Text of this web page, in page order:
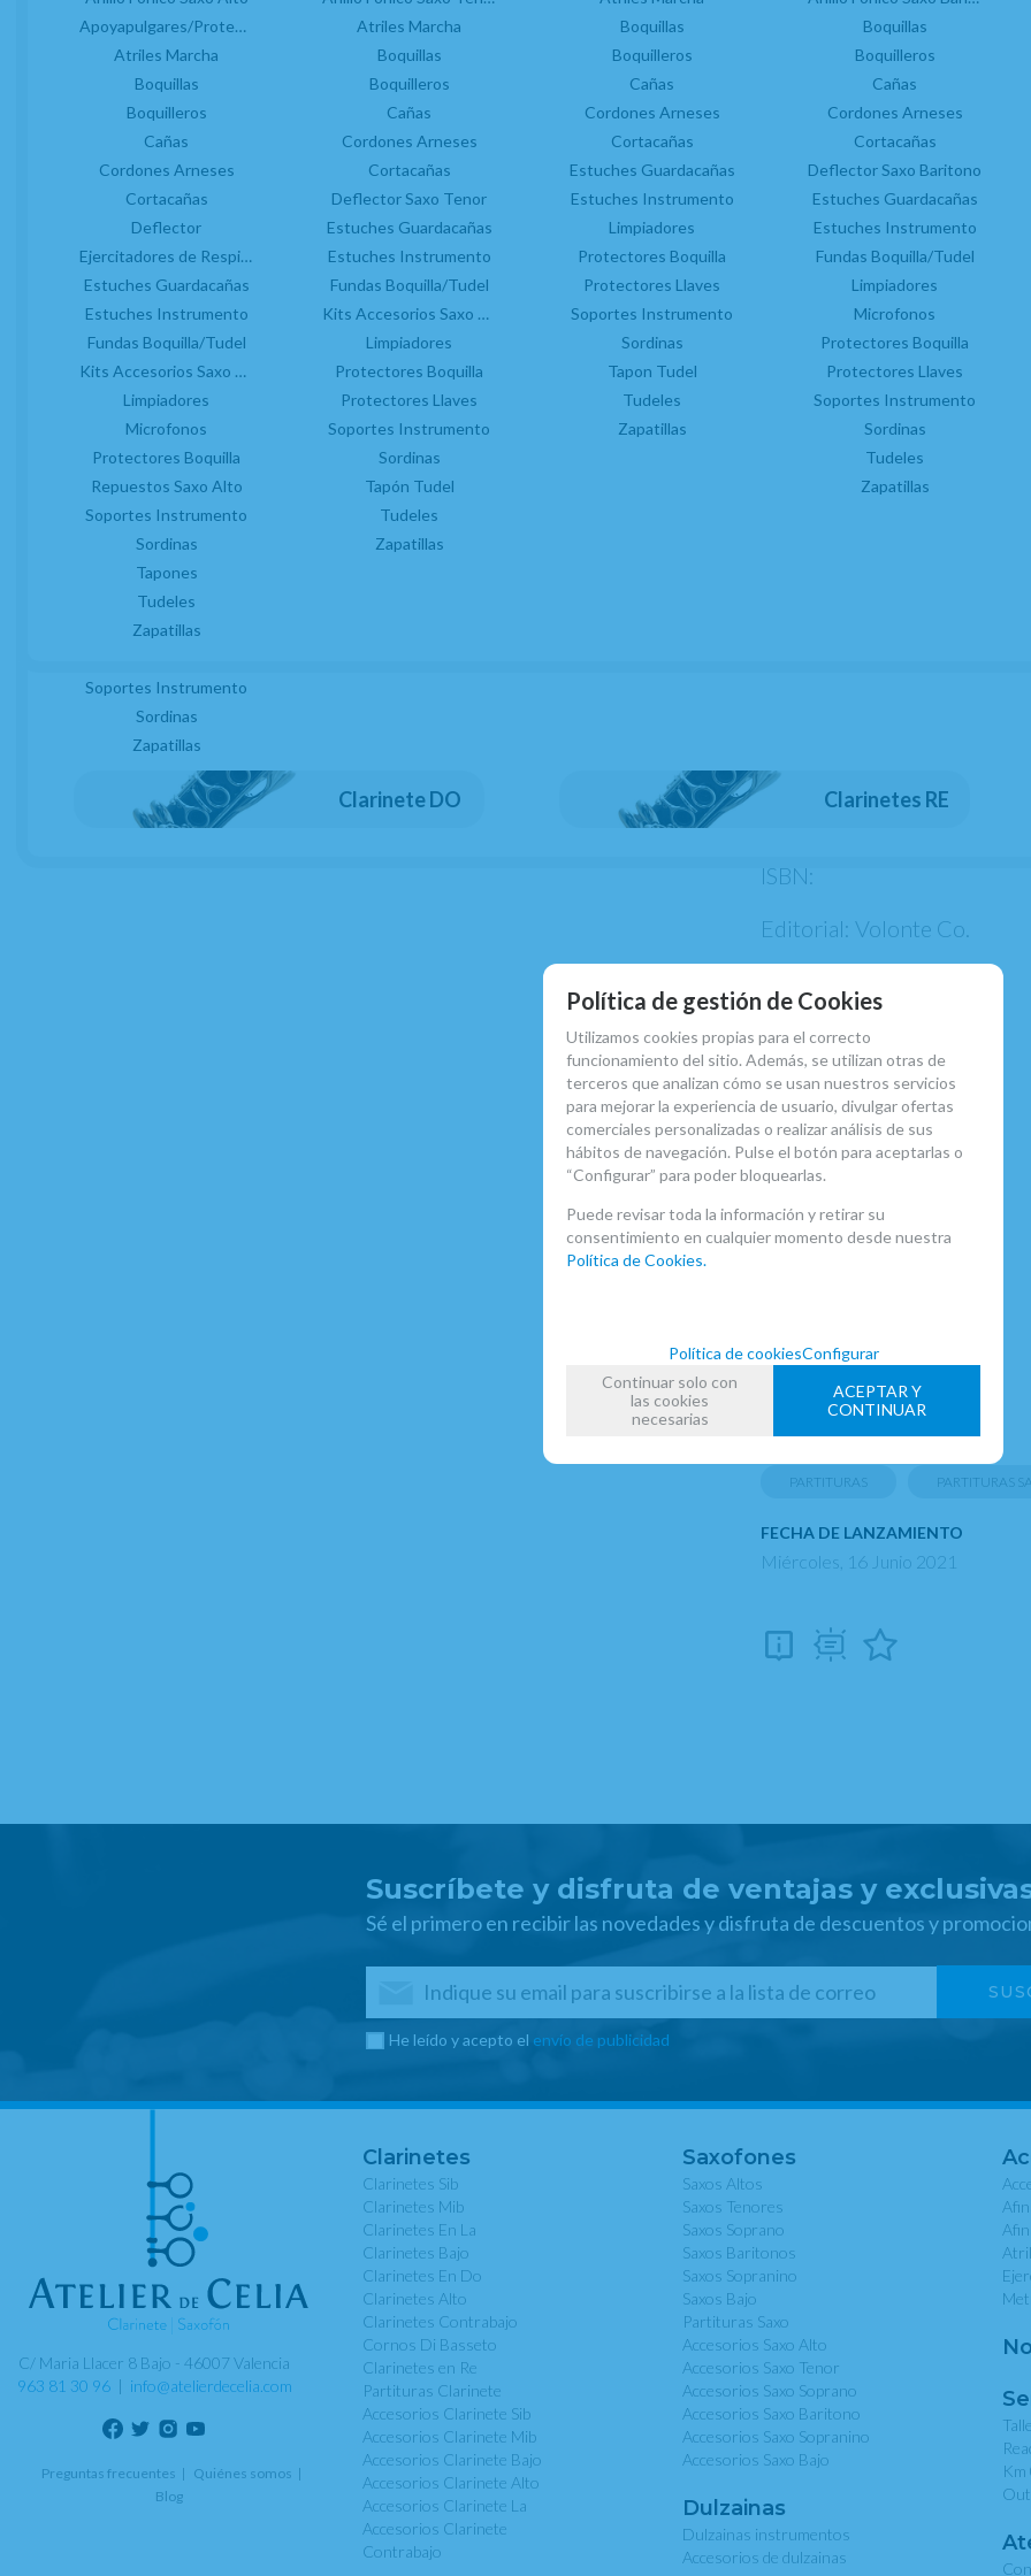
Anillos Fónicos
Apoyapulgares
Argollas Porta Atril
Atriles Marcha
Barriletes
Boquillas
Boquilleros
Campanas
Cañas
Classical Fingers
Control Humedad
Corchos
Cordones Arneses
Cortacañas
Entrenadores Digitación
Estuches Guardacañas
Estuches Instrumento
Grasas
Limpiadores
Soportes Instrumento
Sordinas
Zapatillas
Atriles Marcha
Barriletes
Boquillas
Boquilleros
Campanas
Cañas
Cortacañas
Estuches Cañas
Estuches Instrumento
Limpiadores
Protectores Boquilla
Zapatillas
Boquillas Clarinete Bajo
Boquilleros
Campanas
Cañas
Control Humedad
Cordones
Cortacañas
Estuches Instrumento
Fundas Boquilla
Grasas
Limpiadores
Picas
Soportes Instrumento
Tudeles
Clarinete DO Clarinetes RE
Apoyapulgares/Protectores Llaves Saxo
Atriles Marcha
Boquillas
Boquilleros
Cañas
Cordones Arneses
Cortacañas
Deflector
Ejercitadores de Respiración Saxo
Estuches Guardacañas
Estuches Instrumento
Fundas Boquilla/Tudel
Kits Accesorios Saxo Alto
Limpiadores
Microfonos
Protectores Boquilla
Repuestos Saxo Alto
Soportes Instrumento
Sordinas
Tapones
Tudeles
Zapatillas
Atriles Marcha
Boquillas
Boquilleros
Cañas
Cordones Arneses
Cortacañas
Deflector Saxo Tenor
Estuches Guardacañas
Estuches Instrumento
Fundas Boquilla/Tudel
Kits Accesorios Saxo Tenor
Limpiadores
Protectores Boquilla
Protectores Llaves
Soportes Instrumento
Sordinas
Tapón Tudel
Tudeles
Zapatillas
Boquillas
Boquilleros
Cañas
Cordones Arneses
Cortacañas
Estuches Guardacañas
Estuches Instrumento
Limpiadores
Protectores Boquilla
Protectores Llaves
Soportes Instrumento
Sordinas
Tapon Tudel
Tudeles
Zapatillas
Boquillas
Boquilleros
Cañas
Cordones Arneses
Cortacañas
Deflector Saxo Baritono
Estuches Guardacañas
Estuches Instrumento
Fundas Boquilla/Tudel
Limpiadores
Microfonos
Protectores Boquilla
Protectores Llaves
Soportes Instrumento
Sordinas
Tudeles
Zapatillas
estudiante encontrará
sobre los distintos tipos
improvisación y,
personales de Jimmy
de piezas de sus
EN STOCK. CÓMPRALO Y LO RECIBIRÁS AL
ENTREGA 24 HORAS (PEDIDOS HECHOS
unidades
+
Formato: 23*30,5 cm
ISBN:
Editorial: Volonte Co.
Hollywood pastime
Beebe
Oodles of noodles
Tailspin
Waddin at the waldorf
MARCA
VOLONTE
FAMILIAS RELACIONADAS
PARTITURAS PARTITURAS
FECHA DE LANZAMIENTO
Miércoles, 16 Junio 2021
Suscríbete y disfruta de ventajas y
Sé el primero en recibir las novedades y disfruta de descuentos y
He leído y acepto el envío de publicidad
C/ Maria Llacer 8 Bajo - 46007 Valencia
963 81 30 96| info@atelierdecelia.com
Preguntas frecuentes
Quiénes somos
Blog
Clarinetes
Clarinetes Sib
Clarinetes Mib
Clarinetes En La
Clarinetes Bajo
Clarinetes En Do
Clarinetes Alto
Clarinetes Contrabajo
Cornos Di Basseto
Clarinetes en Re
Partituras Clarinete
Accesorios Clarinete Sib
Accesorios Clarinete Mib
Accesorios Clarinete Bajo
Accesorios Clarinete Alto
Accesorios Clarinete La
Accesorios Clarinete
Contrabajo
Saxofones
Saxos Altos
Saxos Tenores
Saxos Soprano
Saxos Baritonos
Saxos Sopranino
Saxos Bajo
Partituras Saxo
Accesorios Saxo Alto
Accesorios Saxo Tenor
Accesorios Saxo Soprano
Accesorios Saxo Baritono
Accesorios Saxo Sopranino
Accesorios Saxo Bajo
Dulzainas
Dulzainas instrumentos
Accesorios de dulzainas
Km
Política de gestión de Cookies
Utilizamos cookies propias para el correcto
funcionamiento del sitio. Además, se utilizan otras de
terceros que analizan cómo se usan nuestros servicios
para mejorar la experiencia de usuario, divulgar ofertas
comerciales personalizadas o realizar análisis de sus
hábitos de navegación. Pulse el botón para aceptarlas o
“Configurar” para poder bloquearlas.
Puede revisar toda la información y retirar su
consentimiento en cualquier momento desde nuestra
Política de Cookies.
Política de cookiesConfigurar
Continuar solo con
las cookies
necesarias
ACEPTAR Y
CONTINUAR